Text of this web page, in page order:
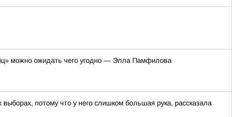
можно ожидать чего угодно — Элла Памфилова
потому что у него слишком большая рука, рассказала